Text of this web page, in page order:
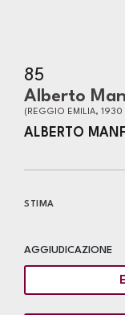
85
Alberto
(REGGIO EMILIA,
ALBERTO
STIMA
AGGIUDICAZIONE